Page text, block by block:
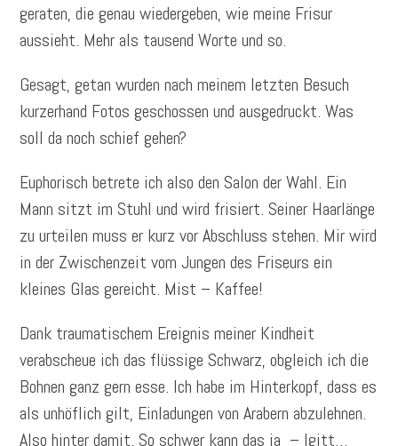
geraten, die genau wiedergeben, wie meine Frisur
aussieht. Mehr als tausend Worte und so.
Gesagt, getan wurden nach meinem letzten Besuch
kurzerhand Fotos geschossen und ausgedruckt. Was
soll da noch schief gehen?
Euphorisch betrete ich also den Salon der Wahl. Ein
Mann sitzt im Stuhl und wird frisiert. Seiner Haarlänge
zu urteilen muss er kurz vor Abschluss stehen. Mir wird
in der Zwischenzeit vom Jungen des Friseurs ein
kleines Glas gereicht. Mist – Kaffee!
Dank traumatischem Ereignis meiner Kindheit
verabscheue ich das flüssige Schwarz, obgleich ich die
Bohnen ganz gern esse. Ich habe im Hinterkopf, dass es
als unhöflich gilt, Einladungen von Arabern abzulehnen.
Also hinter damit. So schwer kann das ja – Igitt…